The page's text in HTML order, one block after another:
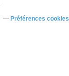
Préférences cookies